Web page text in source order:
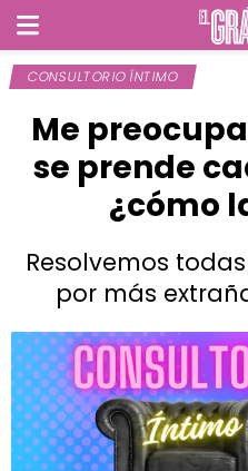
CONSULTORIO ÍNTIMO
Me
se prende
¿cómo
Resolvemos
por más